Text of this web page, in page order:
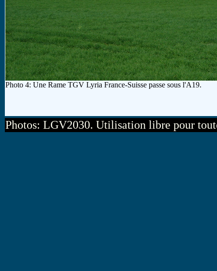
Photo 4: Une Rame TGV Lyria France-Suisse passe sous l'A19.
Photos: LGV2030. Utilisation libre pour